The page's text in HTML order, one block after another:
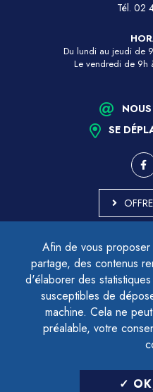
Afin de vous
partage, des contenus
d'élaborer des
susceptibles de
machine. Cela ne
préalable, votre
Tél. 02
Du lundi au jeudi de
Le vendredi de 9h
SE
ACCESSIBILITÉ -
CONTACTER LE DÉLÉGUÉ
GESTION
LETTRE